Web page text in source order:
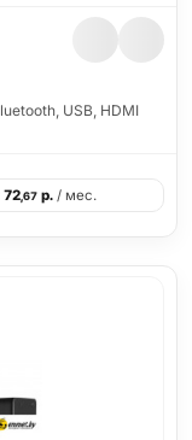
USB, HDMI
72,67р./ мес.